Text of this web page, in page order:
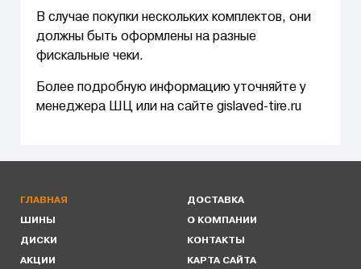
В случае покупки нескольких комплектов, они
должны быть оформлены на разные
фискальные чеки.
Более подробную информацию уточняйте у
менеджера ШЦ или на сайте gislaved-tire.ru
ГЛАВНАЯ
ШИНЫ
ДИСКИ
АКЦИИ
ДОСТАВКА
О КОМПАНИИ
КОНТАКТЫ
КАРТА САЙТА